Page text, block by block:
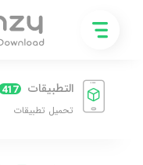
التطبيقات 417
تحميل تطبيقات